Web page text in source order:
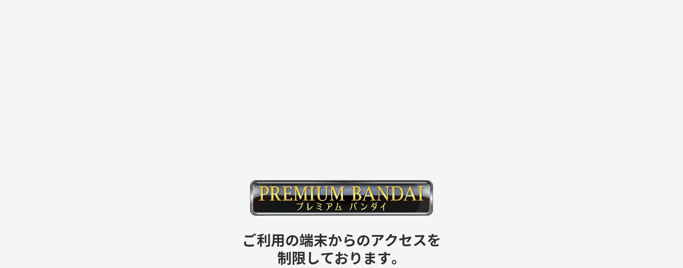
ご利用の端末からのアクセスを
制限しております。